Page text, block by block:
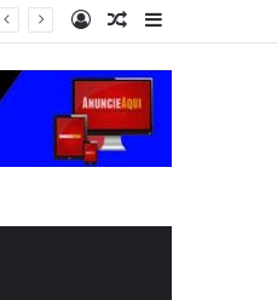
Barra
Artigo
Entrar